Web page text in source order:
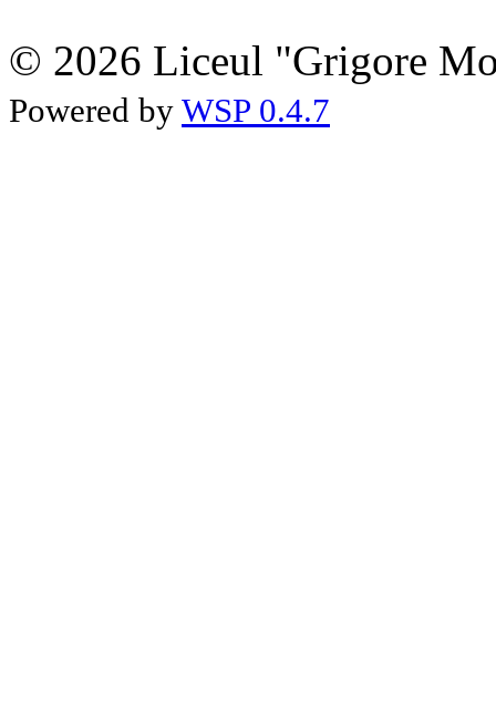
© 2026 Liceul "Grigore
Powered by WSP 0.4.7